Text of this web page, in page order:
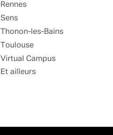
Rennes
Sens
Thonon-les-Bains
Toulouse
Virtual Campus
Et ailleurs